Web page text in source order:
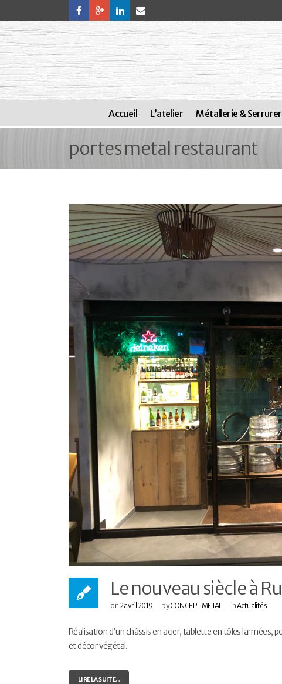
Accueil L’atelier Métallerie &
portes metal restaurant
Le nouveau siècle à
on2 avril 2019 byCONCEPT METAL inActualités
Réalisation d’un châssis en acier, tablette en tôles larmées,
et décor végétal.
LIRE LA SUITE...